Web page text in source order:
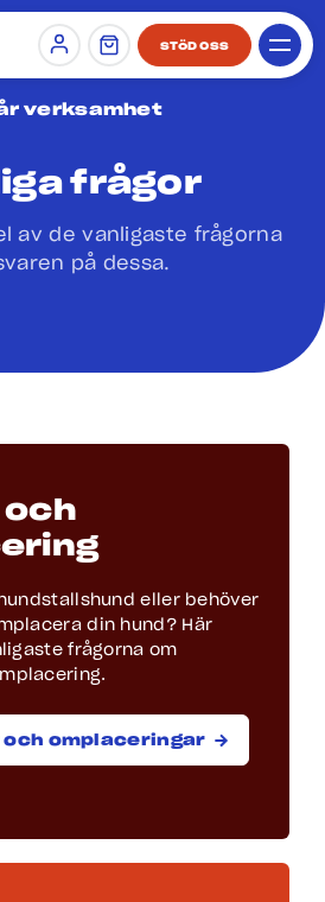
Sign in STÖD OSS
verksamhet
frågor
av de vanligaste frågorna
på dessa.
och
eller behöver
din hund? Här
frågorna om
och omplaceringar